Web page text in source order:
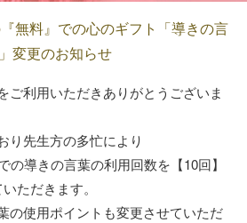
無料』での心のギフト「導きの言
変更のお知らせ
ご利用いただきありがとうございま
り先生方の多忙により
の導きの言葉の利用回数を【10回】
ただきます。
の使用ポイントも変更させていただ